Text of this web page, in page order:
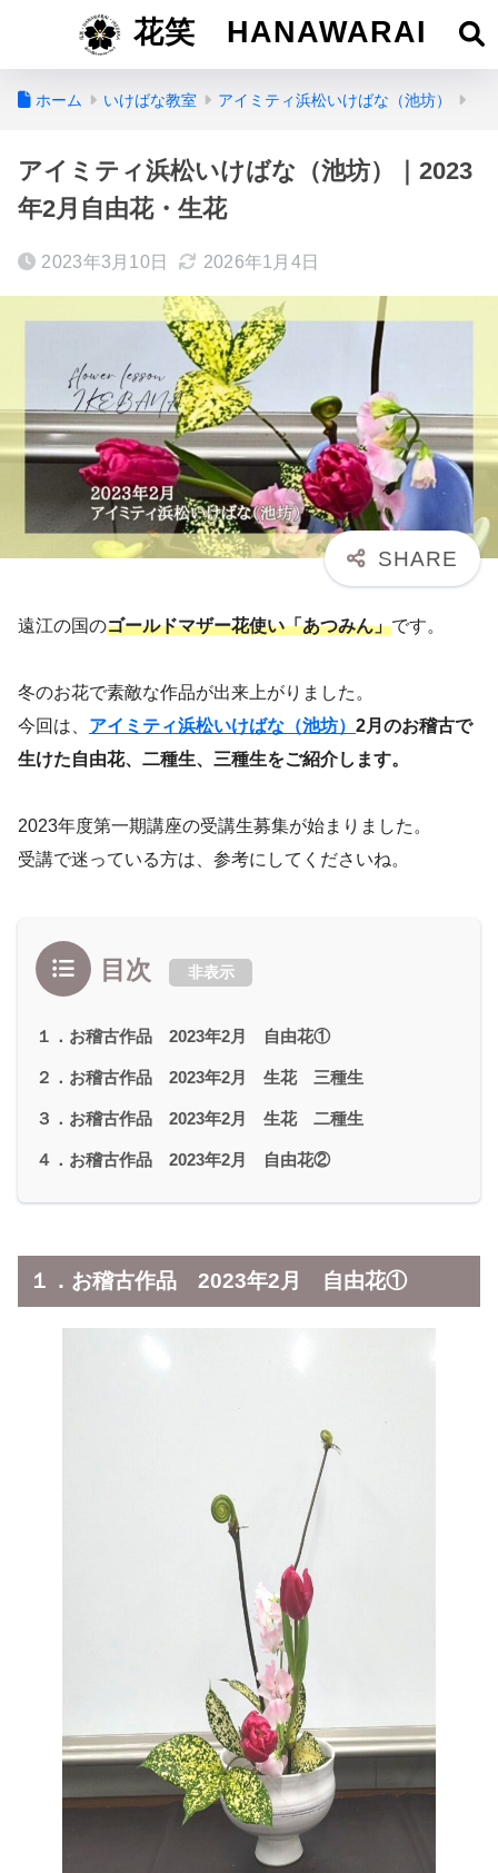
花笑 HANAWARAI
ホーム いけばな教室 アイミティ浜松いけばな（池坊）
アイミティ浜松いけばな（池坊）｜2023
年2月自由花・生花
2023年3月10日 2026年1月4日
遠江の国のゴールドマザー花使い「あつみん」です。
冬のお花で素敵な作品が出来上がりました。
今回は、 アイミティ浜松いけばな（池坊） 2月のお稽古で
生けた自由花、二種生、三種生をご紹介します。
2023年度第一期講座の受講生募集が始まりました。
受講で迷っている方は、参考にしてくださいね。
目次 非表示
１．お稽古作品 2023年2月 自由花①
２．お稽古作品 2023年2月 生花 三種生
３．お稽古作品 2023年2月 生花 二種生
４．お稽古作品 2023年2月 自由花②
１．お稽古作品 2023年2月 自由花①